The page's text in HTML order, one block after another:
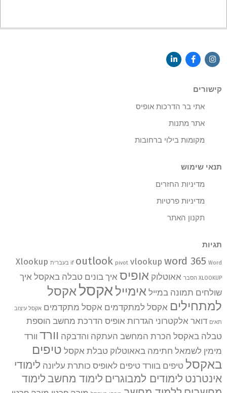
קישורים
אתי בר הדרכות אופיס
אתר מתנות
מקומות בילוי ברחובות
תנאי שימוש
מדיניות החזרים
מדיניות פרטיות
תקנון האתר
תגיות
if outlook pivot vlookup word 365 Word בעברית Xlookup
XLOOKUP הסבר אאוטלוק אופיס איך בונים טבלה באקסל איך
שולחים תמונה במייל אימיילאקסלאקסל
למתחילים אקסל למתקדמים אקסל מתקדמים אקסל עיצוב
תאים דואר אלקטרוני הגדרות אופיס הדרכת מחשב הוספת
טבלה באקסל הכרת המחשב העתקה והדבקה וורד וורד
מימין לשמאל חתימה באאוטלוק טבלת אקסל טיפים
באקסל טיפים בוורד טיפים לאופיס כותרת עליונה לימודי
אינטרנט לימודים למבוגרים לימוד מחשב לימוד